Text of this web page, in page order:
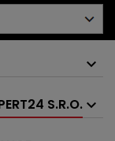
S.R.O.